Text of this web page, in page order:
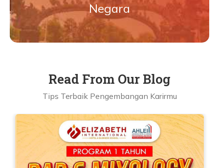
Negara
Read From Our Blog
Tips Terbaik Pengembangan Karirmu